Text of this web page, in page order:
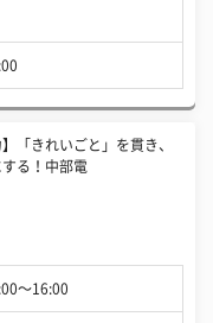
】「きれいごと」を貫き、
る！中部電
〜16:00